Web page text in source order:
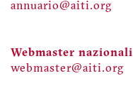
annuario@aiti.org
Webmaster nazionali
webmaster@aiti.org